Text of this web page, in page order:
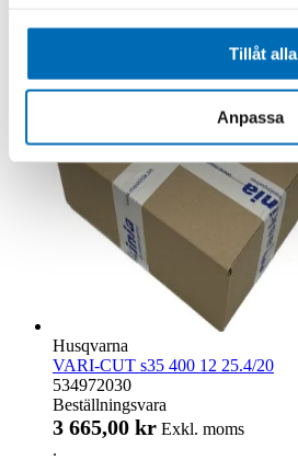
Tillåt alla
Anpassa
Husqvarna
VARI-CUT s35 400 12 25.4/20
534972030
Beställningsvara
3 665,00 kr Exkl. moms
.